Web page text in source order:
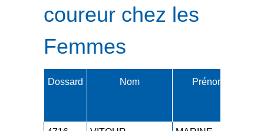
coureur chez les
Femmes
Dossard Nom Prénom